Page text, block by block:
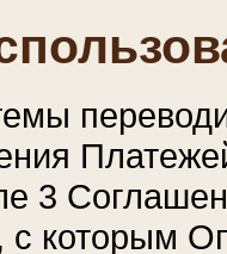
3
с которым